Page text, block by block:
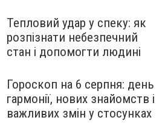
Тепловий удар у спеку: як
розпізнати небезпечний
стан і допомогти людині
Гороскоп на 6 серпня: день
гармонії, нових знайомств і
важливих змін у стосунках